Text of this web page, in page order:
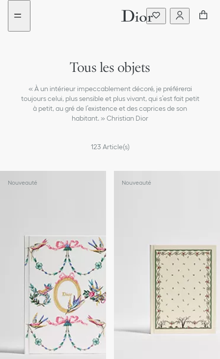
Aller
menu
Aller
contenu
Tous les objets
« À un intérieur impeccablement décoré, je préférerai
toujours celui, plus sensible et plus vivant, qui s’est fait petit
à petit, au gré de l’existence et des caprices de son
habitant. » Christian Dior
Livres
Carnets
Accessoires de bureau
123 Article(s)
Nouveauté Nouveauté